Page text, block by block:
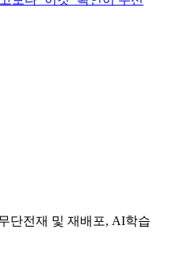
단전재 및 재배포, AI학습